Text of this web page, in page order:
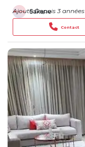
Sakane
Contact
Ajouté Depuis 3 années